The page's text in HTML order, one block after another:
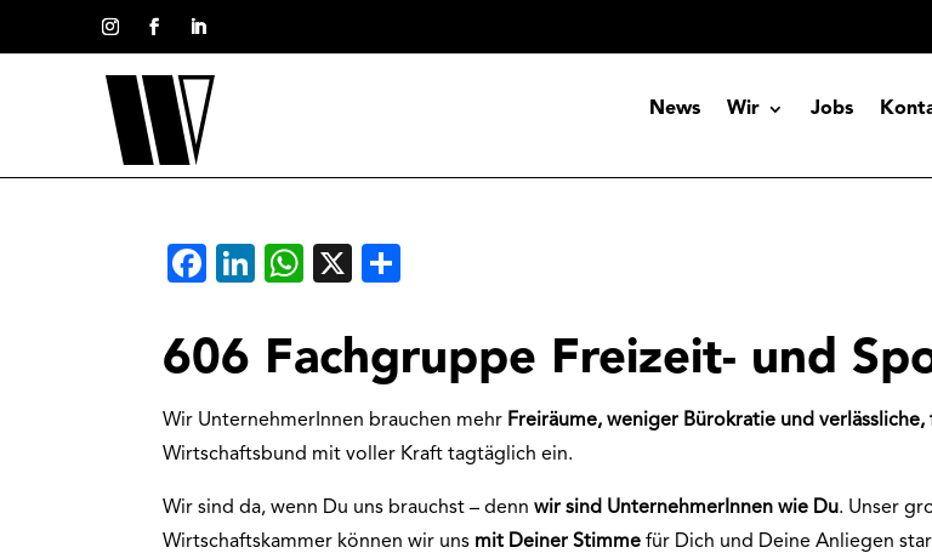
News Wir Jobs
Facebook
LinkedIn
WhatsApp
X
606 Fachgruppe Freizeit- und
Wir UnternehmerInnen brauchen mehr Freiräume, weniger Bürokratie und
Wirtschaftsbund mit voller Kraft tagtäglich ein.
Wir sind da, wenn Du uns brauchst – dennwir sind UnternehmerInnen wie Du. Unser
Wirtschaftskammer können wir uns mit Deiner Stimmefür Dich und Deine Anliegen